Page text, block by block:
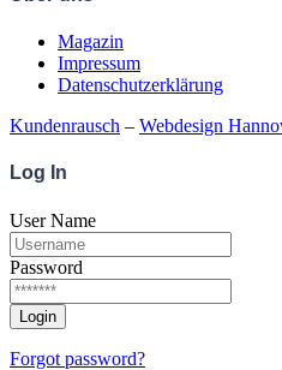
Magazin
Impressum
Datenschutzerklärung
Kundenrausch – Webdesign
Log In
User Name
Password
Forgot password?